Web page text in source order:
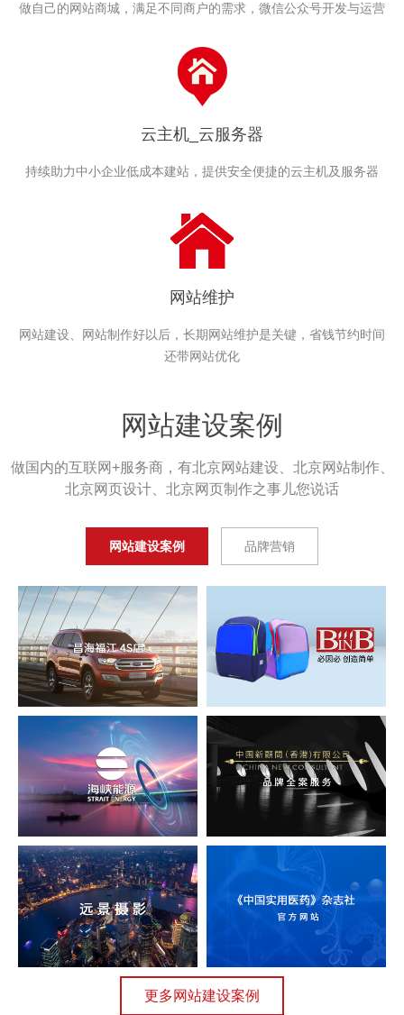
做自己的网站商城，满足不同商户的需求，微信公众号开发与运营
云主机_云服务器
持续助力中小企业低成本建站，提供安全便捷的云主机及服务器
网站维护
网站建设、网站制作好以后，长期网站维护是关键，省钱节约时间
还带网站优化
网站建设案例
做国内的互联网+服务商，有北京网站建设、北京网站制作、
北京网页设计、北京网页制作之事儿您说话
网站建设案例 品牌营销
更多网站建设案例